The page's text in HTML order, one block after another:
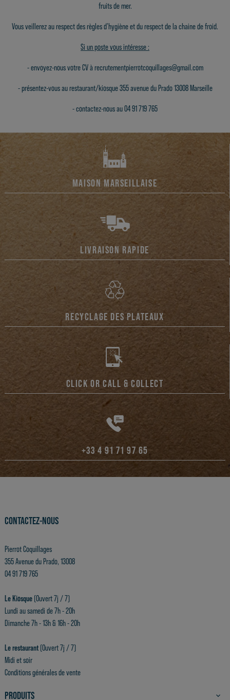
fruits de mer.
Vous veillerez au respect des règles d'hygiène et du respect de la chaine de froid.
Si un poste vous intéresse :
- envoyez-nous votre CV à recrutementpierrotcoquillages@gmail.com
- présentez-vous au restaurant/kiosque 355 avenue du Prado 13008 Marseille
- contactez-nous au 04 91 719 765
MAISON MARSEILLAISE
LIVRAISON RAPIDE
RECYCLAGE DES PLATEAUX
CLICK OR CALL & COLLECT
+33 4 91 71 97 65
CONTACTEZ-NOUS
Pierrot Coquillages
355 Avenue du Prado, 13008
04 91 719 765
Le Kiosque (Ouvert 7j / 7)
Lundi au samedi de 7h - 20h
Dimanche 7h - 13h & 16h - 20h
Le restaurant (Ouvert 7j / 7)
Midi et soir
Conditions générales de vente
PRODUITS 